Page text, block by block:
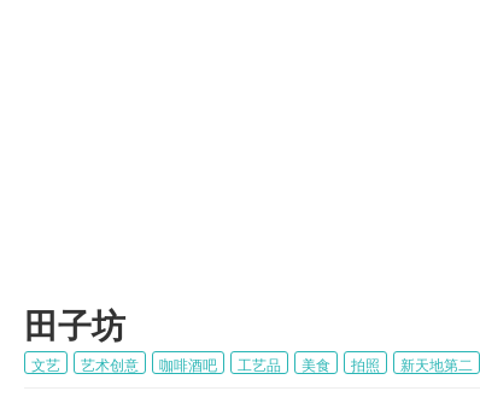
田子坊
文艺 艺术创意 咖啡酒吧 工艺品 美食 拍照 新天地第二